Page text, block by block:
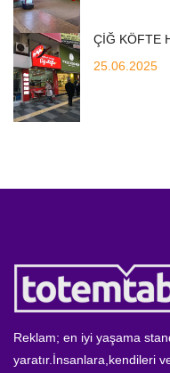
ÇİĞ KÖFTE
25.06.2025
Reklam; en iyi yaşama
yaratır.İnsanlara,kendileri